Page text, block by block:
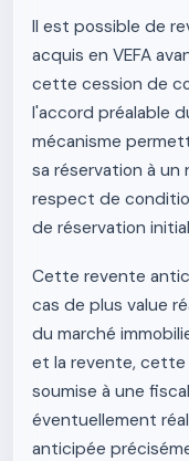
Il est possible de
acquis en VEFA
cette cession de
l'accord préalable
mécanisme
sa réservation à un
respect de
de réservation
Cette revente
cas de plus value
du marché
et la revente, cette
soumise à une
éventuellement
anticipée